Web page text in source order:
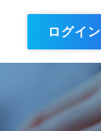
ログイン